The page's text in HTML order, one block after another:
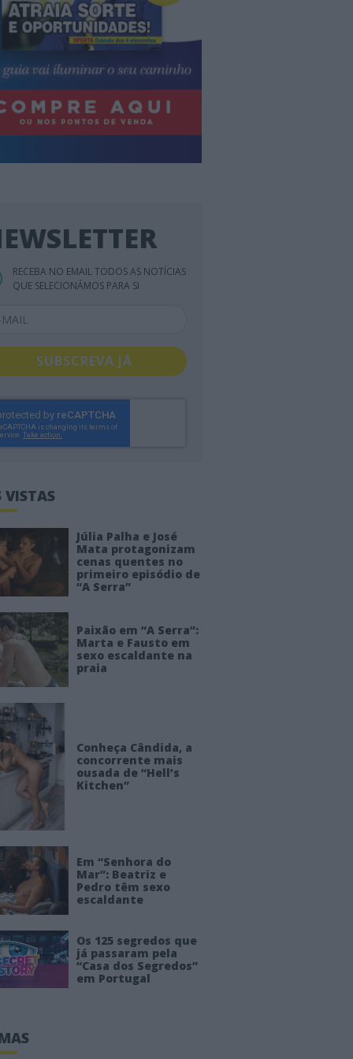
RECEBA NO EMAIL TODOS AS NOTÍCIAS
QUE SELECIONÁMOS PARA SI
SUBSCREVA JÁ
VISTAS
Júlia Palha e José
Mata protagonizam
cenas quentes no
primeiro episódio de
“A Serra”
Paixão em “A Serra”:
Marta e Fausto em
sexo escaldante na
praia
Conheça Cândida, a
concorrente mais
ousada de “Hell’s
Kitchen”
Em “Senhora do
Mar”: Beatriz e
Pedro têm sexo
escaldante
Os 125 segredos que
já passaram pela
“Casa dos Segredos”
em Portugal